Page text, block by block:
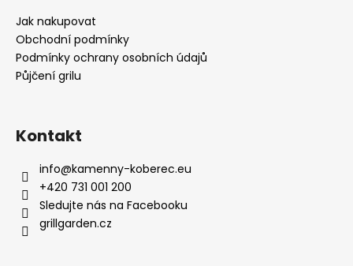
Jak nakupovat
Obchodní podmínky
Podmínky ochrany osobních údajů
Půjčení grilu
Kontakt
info@kamenny-koberec.eu
+420 731 001 200
Sledujte nás na Facebooku
grillgarden.cz